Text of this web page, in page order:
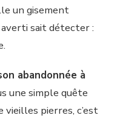
un gisement
sait détecter :
abandonnée à
une simple quête
vieilles pierres, c’est